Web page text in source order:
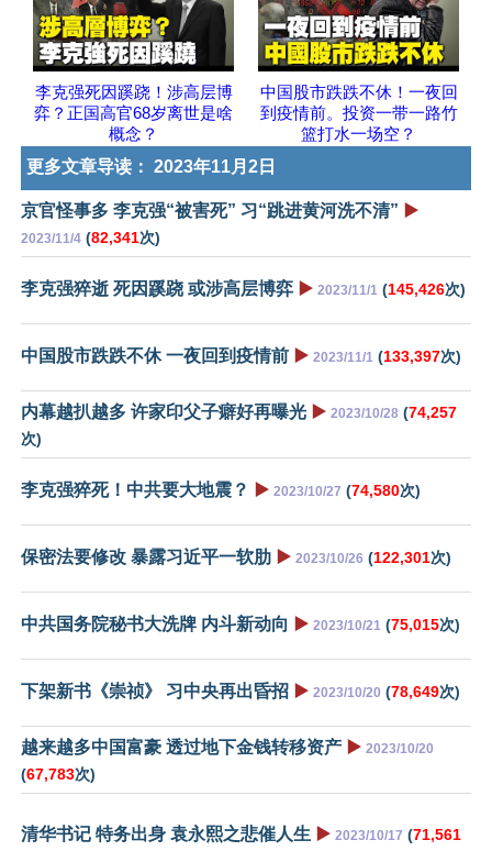
李克强死因蹊跷！涉高层博
弈？正国高官68岁离世是啥
概念？
中国股市跌跌不休！一夜回
到疫情前。投资一带一路竹
篮打水一场空？
更多文章导读： 2023年11月2日
京官怪事多 李克强“被害死” 习“跳进黄河洗不清” ▶️
2023/11/4 (82,341次)
李克强猝逝 死因蹊跷 或涉高层博弈 ▶️ 2023/11/1 (145,426次)
中国股市跌跌不休 一夜回到疫情前 ▶️ 2023/11/1 (133,397次)
内幕越扒越多 许家印父子癖好再曝光 ▶️ 2023/10/28 (74,257
次)
李克强猝死！中共要大地震？ ▶️ 2023/10/27 (74,580次)
保密法要修改 暴露习近平一软肋 ▶️ 2023/10/26 (122,301次)
中共国务院秘书大洗牌 内斗新动向 ▶️ 2023/10/21 (75,015次)
下架新书《崇祯》 习中央再出昏招 ▶️ 2023/10/20 (78,649次)
越来越多中国富豪 透过地下金钱转移资产 ▶️ 2023/10/20
(67,783次)
清华书记 特务出身 袁永熙之悲催人生 ▶️ 2023/10/17 (71,561